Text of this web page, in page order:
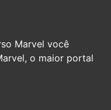
Marvel você
o maior portal